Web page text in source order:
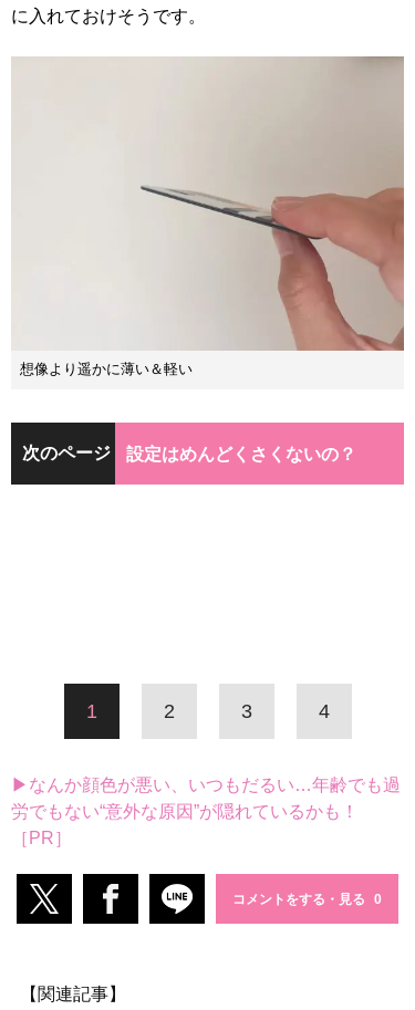
に入れておけそうです。
想像より遥かに薄い＆軽い
次のページ 設定はめんどくさくないの？
1 2 3 4
▶なんか顔色が悪い、いつもだるい…年齢でも過
労でもない“意外な原因”が隠れているかも！
［PR］
コメントをする・見る
【関連記事】